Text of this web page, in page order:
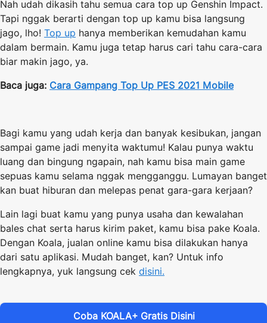
Nah udah dikasih tahu semua cara top up Genshin Impact.
Tapi nggak berarti dengan top up kamu bisa langsung
jago, lho! Top up hanya memberikan kemudahan kamu
dalam bermain. Kamu juga tetap harus cari tahu cara-cara
biar makin jago, ya.
Baca juga: Cara Gampang Top Up PES 2021 Mobile
Bagi kamu yang udah kerja dan banyak kesibukan, jangan
sampai game jadi menyita waktumu! Kalau punya waktu
luang dan bingung ngapain, nah kamu bisa main game
sepuas kamu selama nggak mengganggu. Lumayan banget
kan buat hiburan dan melepas penat gara-gara kerjaan?
Lain lagi buat kamu yang punya usaha dan kewalahan
bales chat serta harus kirim paket, kamu bisa pake Koala.
Dengan Koala, jualan online kamu bisa dilakukan hanya
dari satu aplikasi. Mudah banget, kan? Untuk info
lengkapnya, yuk langsung cek disini.
Coba KOALA+ Gratis Disini